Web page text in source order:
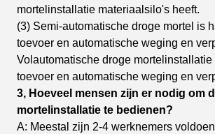
mortelinstallatie materiaalsilo's heeft.
(3) Semi-automatische droge mortel is
toevoer en automatische weging en
Volautomatische droge
toevoer en automatische weging en
3, Hoeveel mensen zijn er nodig om
mortelinstallatie te bedienen?
A: Meestal zijn 2-4 werknemers